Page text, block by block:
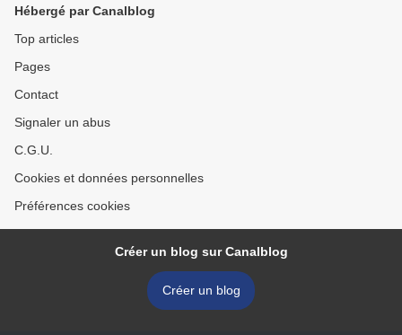
Hébergé par Canalblog
Top articles
Pages
Contact
Signaler un abus
C.G.U.
Cookies et données personnelles
Préférences cookies
Créer un blog sur Canalblog
Créer un blog